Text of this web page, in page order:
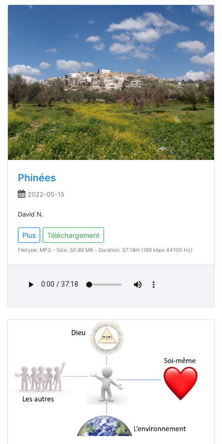
Phinées
2022-05-15
David N.
Plus Téléchargement
Filetype: MP3 - Size: 50.89 MB - Duration: 37:18m (189 kbps 44100 Hz)